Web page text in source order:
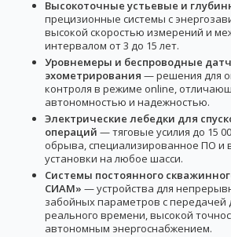
Высокоточные устьевые и
прецизионные системы с
высокой скоростью измерений и
интервалом от 3 до 15 лет.
Уровнемеры и беспроводные
эхометрирования — решения для
контроля в режиме online,
автономностью и надежностью.
Электрические лебедки для
операций — тяговые усилия до 15
обрыва, специализированное ПО и
установки на любое шасси.
Системы постоянного
СИАМ» — устройства для
забойных параметров с
реального времени, высокой
автономным энергоснабжением.